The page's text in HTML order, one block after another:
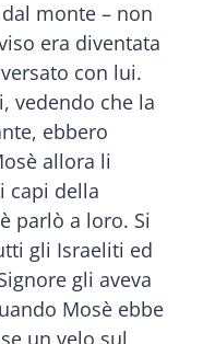
monte – non
era diventata
con lui.
vedendo che la
ebbero
allora li
capi della
parlò a loro. Si
gli Israeliti ed
gli aveva
Mosè ebbe